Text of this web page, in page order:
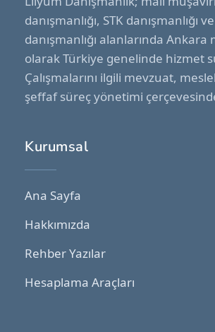
danışmanlığı, STK danışmanlığı
danışmanlığı alanlarında Ankara
olarak Türkiye genelinde hizmet
Çalışmalarını ilgili mevzuat,
şeffaf süreç yönetimi
Kurumsal
Ana Sayfa
Hakkımızda
Rehber Yazılar
Hesaplama Araçları